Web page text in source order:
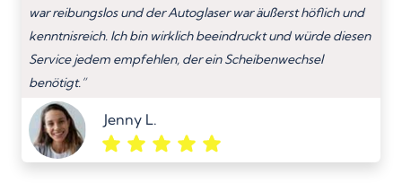
war reibungslos und der Autoglaser war äußerst höflich und
kenntnisreich. Ich bin wirklich beeindruckt und würde diesen
Service jedem empfehlen, der ein Scheibenwechsel
benötigt.”
Jenny L.